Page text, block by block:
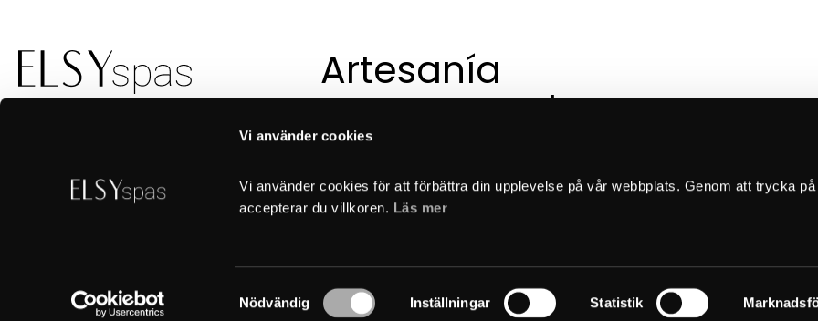
Vi använder cookies
Vi använder cookies för att förbättra din upplevelse på vår webbplats. Genom att trycka
accepterar du villkoren. Läs mer
Samtyckesval
Nödvändig Inställningar Statistik
Artesanía
sueca creada
con esmero
Copyright Elsy spas 2026 Spa exteriorPolítica de cookies